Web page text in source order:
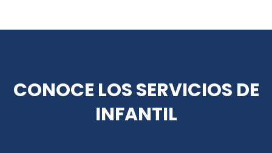
CONOCE LOS SERVICIOS DE
INFANTIL